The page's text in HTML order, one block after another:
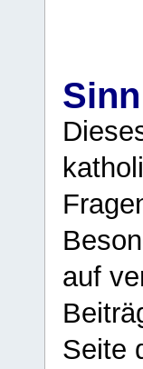
auf
Seite